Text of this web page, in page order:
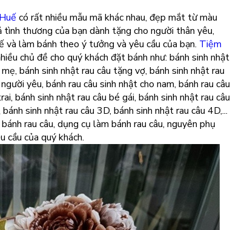
có rất nhiều mẫu mã khác nhau, đẹp mắt từ màu
thương của bạn dành tặng cho người thân yêu,
làm bánh theo ý tưởng và yêu cầu của bạn. Tiệm
chủ đề cho quý khách đặt bánh như: bánh sinh nhật
bánh sinh nhật rau câu tặng vợ, bánh sinh nhật rau
yêu, bánh rau câu sinh nhật cho nam, bánh rau câu
bánh sinh nhật rau câu bé gái, bánh sinh nhật rau câu
sinh nhật rau câu 3D, bánh sinh nhật rau câu 4D,...
rau câu, dụng cụ làm bánh rau câu, nguyên phụ
cầu của quý khách.